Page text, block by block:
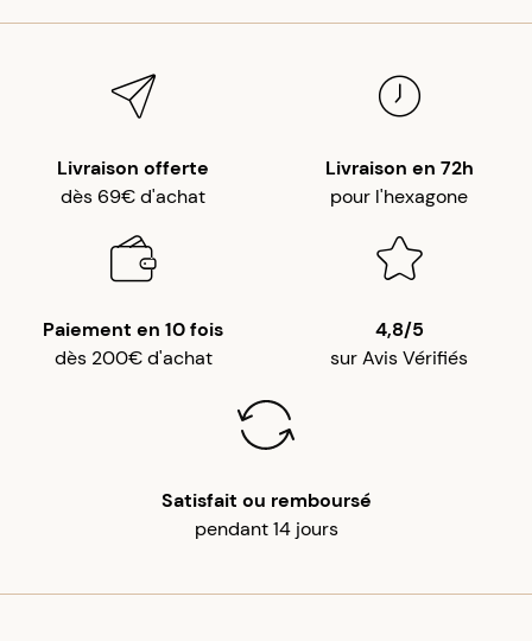
Livraison offerte
dès 69€ d'achat
Livraison en 72h
pour l'hexagone
Paiement en 10 fois
dès 200€ d'achat
4,8/5
sur Avis Vérifiés
Satisfait ou remboursé
pendant 14 jours